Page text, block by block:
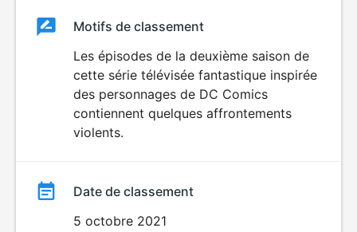
ClassementClassement
Motifs de classement
Les épisodes de la deuxième saison de
cette série télévisée fantastique inspirée
des personnages de DC Comics
contiennent quelques affrontements
violents.
Date de classement
5 octobre 2021